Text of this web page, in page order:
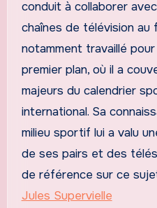
conduit à collaborer
chaînes de télévision au
notamment travaillé
premier plan, où il a
majeurs du calendrier
international. Sa
milieu sportif lui a valu
de ses pairs et des
de référence sur ce
Jules Supervielle